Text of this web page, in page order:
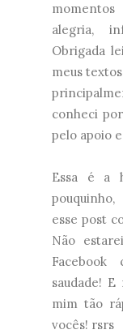
alegria,
Obrigada
meus
conheci
pelo apoio
Essa é a
esse post
Não
saudade!
mim tão
vocês! rsrs